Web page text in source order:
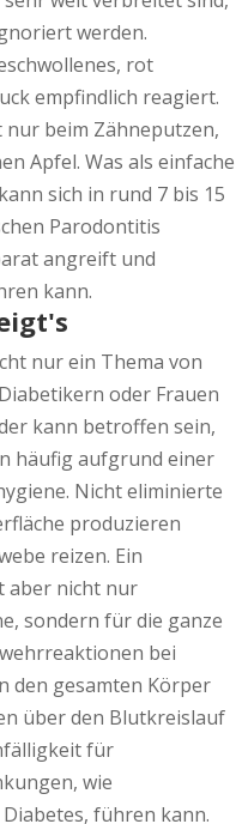
werden.
rot
empfindlich reagiert.
beim Zähneputzen,
Apfel. Was als einfache
sich in rund 7 bis 15
Parodontitis
angreift und
kann.
nur ein Thema von
oder Frauen
kann betroffen sein,
häufig aufgrund einer
Nicht eliminierte
produzieren
reizen. Ein
aber nicht nur
sondern für die ganze
bei
den gesamten Körper
über den Blutkreislauf
für
wie
führen kann.